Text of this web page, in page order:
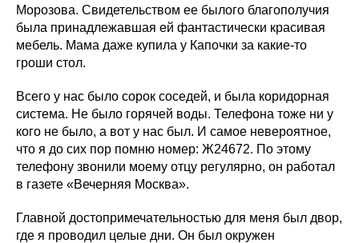
Морозова. Свидетельством ее былого благополучия
была принадлежавшая ей фантастически красивая
мебель. Мама даже купила у Капочки за какие-то
гроши стол.
Всего у нас было сорок соседей, и была коридорная
система. Не было горячей воды. Телефона тоже ни у
кого не было, а вот у нас был. И самое невероятное,
что я до сих пор помню номер: Ж24672. По этому
телефону звонили моему отцу регулярно, он работал
в газете «Вечерняя Москва».
Главной достопримечательностью для меня был двор,
где я проводил целые дни. Он был окружен